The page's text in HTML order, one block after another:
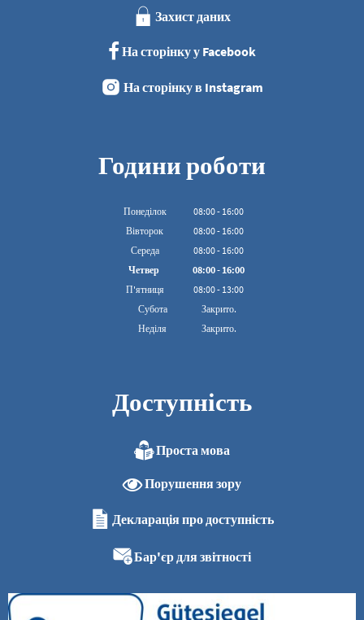
Захист даних
На сторінку у Facebook
На сторінку в Instagram
Години роботи
Понеділок 08:00- 16:00
З 08:00 до 16:00
Вівторок 08:00- 16:00
З 08:00 до 16:00
Середа 08:00- 16:00
З 08:00 до 16:00
Четвер 08:00-16:00
З 08:00 до 16:00
П'ятниця 08:00- 13:00
З 08:00 до 13:00
Субота
Закрито.
Неділя
Закрито.
Доступність
Проста мова
Порушення зору
Декларація про доступність
Бар'єр для звітності